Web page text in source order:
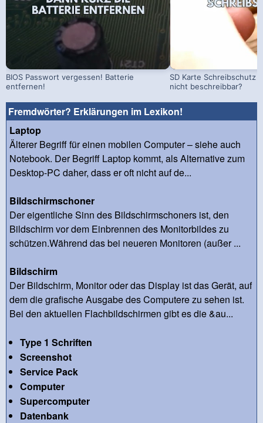
BIOS Passwort vergessen! Batterie
entfernen!
SD Karte Schreibschutz
nicht beschreibbar?
Fremdwörter? Erklärungen im Lexikon!
Laptop
Älterer Begriff für einen mobilen Computer – siehe auch
Notebook. Der Begriff Laptop kommt, als Alternative zum
Desktop-PC daher, dass er oft nicht auf de...
Bildschirmschoner
Der eigentliche Sinn des Bildschirmschoners ist, den
Bildschirm vor dem Einbrennen des Monitorbildes zu
schützen.Während das bei neueren Monitoren (außer ...
Bildschirm
Der Bildschirm, Monitor oder das Display ist das Gerät, auf
dem die grafische Ausgabe des Computere zu sehen ist.
Bei den aktuellen Flachbildschirmen gibt es die &au...
Type 1 Schriften
Screenshot
Service Pack
Computer
Supercomputer
Datenbank